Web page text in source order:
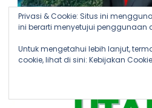
Privasi & Cookie: Situs ini
ini berarti menyetujui penggunaan
Untuk mengetahui lebih lanjut,
cookie, lihat di sini: Kebijakan Cookie